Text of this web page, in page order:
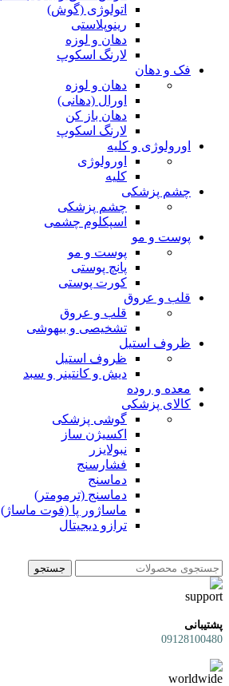
اتولوژی (گوش)
رینوپلاستی
دهان و لوزه
لارنگ اسکوپ
فک و دهان
دهان و لوزه
اورال (دهانی)
دهان باز کن
لارنگ اسکوپ
اورولوژی و کلیه
اورولوژی
کلیه
چشم پزشکی
چشم پزشکی
اسپکلوم چشمی
پوست و مو
پوست و مو
پانچ پوستی
کورت پوستی
قلب و عروق
قلب و عروق
تشخیصی و بیهوشی
ظروف استیل
ظروف استیل
دیش و کانتینر و سبد
معده و روده
کالای پزشکی
گوشی پزشکی
اکسیژن ساز
نبولایزر
فشارسنج
دماسنج
دماسنج (ترمومتر)
ماساژور پا (فوت ماساژ)
ترازو دیجیتال
جستجو
پشتیبانی
09128100480